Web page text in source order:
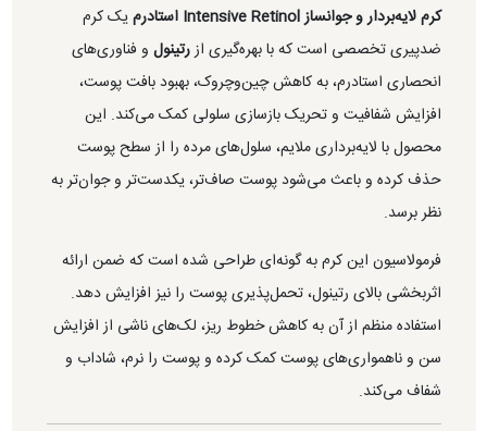
کرم لایه‌بردار و جوانساز Intensive Retinol استادرم
یک کرم
ضدپیری تخصصی است که با بهره‌گیری ازرتینول و فناوری‌های
انحصاری استادرم، به کاهش چین‌وچروک، بهبود بافت پوست،
افزایش شفافیت و تحریک بازسازی سلولی کمک می‌کند. این
محصول با لایه‌برداری ملایم، سلول‌های مرده را از سطح پوست
حذف کرده و باعث می‌شود پوست صاف‌تر، یکدست‌تر و جوان‌تر به
نظر برسد.
فرمولاسیون این کرم به گونه‌ای طراحی شده است که ضمن ارائه
اثربخشی بالای رتینول، تحمل‌پذیری پوست را نیز افزایش دهد.
استفاده منظم از آن به کاهش خطوط ریز، لک‌های ناشی از افزایش
سن و ناهمواری‌های پوست کمک کرده و پوست را نرم، شاداب و
شفاف می‌کند.